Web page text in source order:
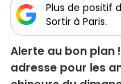
Plus de positif
Sortir à Paris.
Alerte au bon plan
adresse pour les